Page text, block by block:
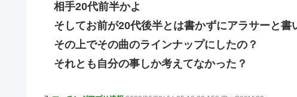
相手20代前半かよ
そしてお前が20代後半とは書かずにアラサーと
その上でその曲のラインナップにしたの？
それとも自分の事しか考えてなかった？